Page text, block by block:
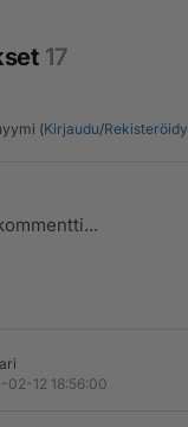
17
(Kirjaudu/Rekisteröidy
02-12 18:56:00